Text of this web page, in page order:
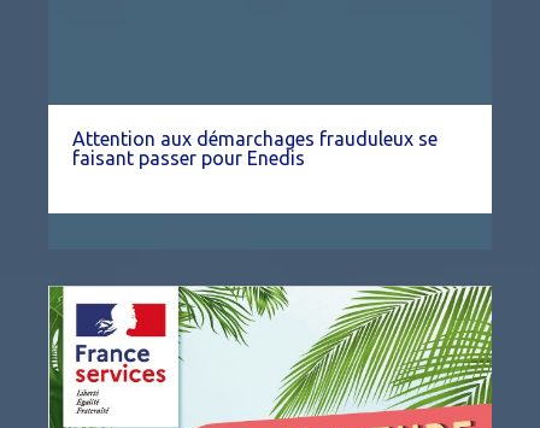
Attention aux démarchages frauduleux se
faisant passer pour Enedis